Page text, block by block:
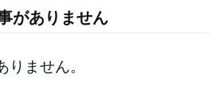
がありません
ません。